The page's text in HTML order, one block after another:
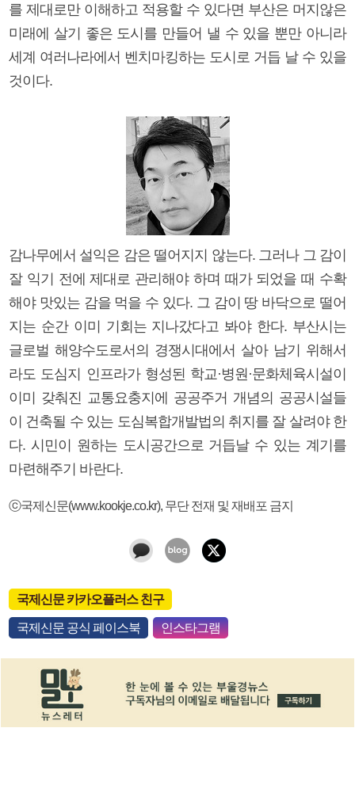
를 제대로만 이해하고 적용할 수 있다면 부산은 머지않은
미래에 살기 좋은 도시를 만들어 낼 수 있을 뿐만 아니라
세계 여러나라에서 벤치마킹하는 도시로 거듭 날 수 있을
것이다.
감나무에서 설익은 감은 떨어지지 않는다. 그러나 그 감이
잘 익기 전에 제대로 관리해야 하며 때가 되었을 때 수확
해야 맛있는 감을 먹을 수 있다. 그 감이 땅 바닥으로 떨어
지는 순간 이미 기회는 지나갔다고 봐야 한다. 부산시는
글로벌 해양수도로서의 경쟁시대에서 살아 남기 위해서
라도 도심지 인프라가 형성된 학교·병원·문화체육시설이
이미 갖춰진 교통요충지에 공공주거 개념의 공공시설들
이 건축될 수 있는 도심복합개발법의 취지를 잘 살려야 한
다. 시민이 원하는 도시공간으로 거듭날 수 있는 계기를
마련해주기 바란다.
ⓒ국제신문(www.kookje.co.kr), 무단 전재 및 재배포 금지
국제신문 카카오플러스 친구
국제신문 공식 페이스북 인스타그램